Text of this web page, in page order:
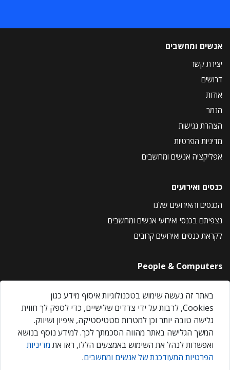
אנשים ומחשבים
יצירת קשר
דרושים
אודות
הנמר
הצהרת נגישות
מדיניות הפרטיות
אפליקציה אנשים ומחשבים
כנסים ואירועים
הכנסים והאירועים שלנו
נצפיתם בכנסי ואירועי אנשים ומחשבים
לקראת כנסים ואירועים קרובים
People & Computers
About Us
Privacy Policy
Contact Us
Our Events
באתר זה נעשה שימוש בטכנולוגיות איסוף מידע כגון
Cookies, לרבות על ידי צדדים שלישיים, כדי לספק לך חווית
גלישה טובה יותר וכן למטרות סטטיסטיקה, איפיון ושיווק.
המשך הגלישה באתר מהווה הסכמתך לכך. למידע נוסף בנושא
ואפשרות לנהל את השימוש באמצעים הללו, ראו את מדיניות
הפרטיות המעודכנת של אנשים ומחשבים.